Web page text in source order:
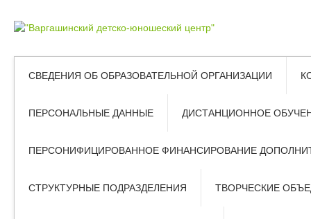
СВЕДЕНИЯ ОБ ОБРАЗОВАТЕЛЬНОЙ ОРГАНИЗАЦИИ
ПЕРСОНАЛЬНЫЕ ДАННЫЕ ДИСТАНЦИОННОЕ
ПЕРСОНИФИЦИРОВАННОЕ ФИНАНСИРОВАНИЕ
СТРУКТУРНЫЕ ПОДРАЗДЕЛЕНИЯ ТВОРЧЕСКИЕ